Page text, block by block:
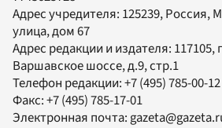
Адрес учредителя: 125239, Россия,
улица, дом 67
Адрес редакции и издателя: 117105,
Варшавское шоссе, д.9, стр.1
Телефон редакции:+7 (495) 785-00-12
Факс:+7 (495) 785-17-01
Электронная почта: